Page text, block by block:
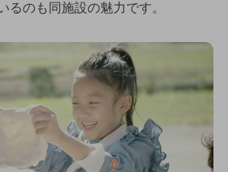
るのも同施設の魅力です。